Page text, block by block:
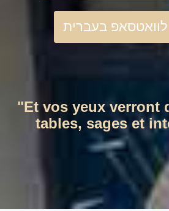
בעברית
"Et vos yeux verront
tables, sages et